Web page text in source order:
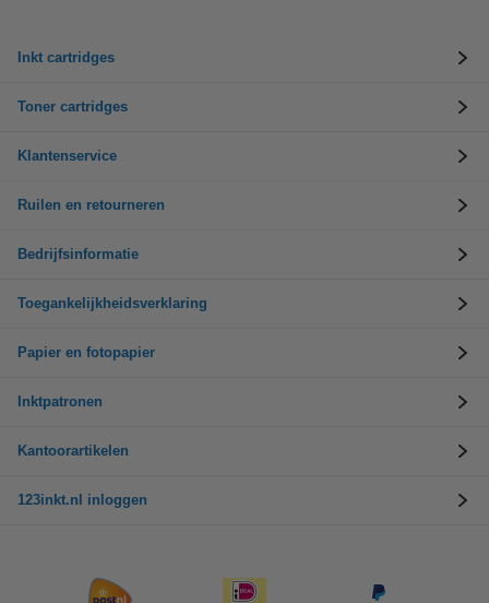
Inkt cartridges
Toner cartridges
Klantenservice
Ruilen en retourneren
Bedrijfsinformatie
Toegankelijkheidsverklaring
Papier en fotopapier
Inktpatronen
Kantoorartikelen
123inkt.nl inloggen